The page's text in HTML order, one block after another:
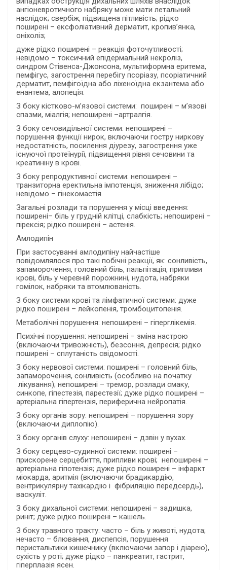
ангіоневротичного набряку може мати летальний
наслідок; свербіж, підвищена пітливість; рідко
поширені – ексфоліативний дерматит, кропив’янка,
оніхоліз;
дуже рідко поширені – реакція фоточутливості;
невідомо – токсичний епідермальний некроліз,
синдром Стівенса-Джонсона, мультиформна еритема,
пемфігус, загострення перебігу псоріазу, псоріатичний
дерматит, пемфігоїдна або ліхеноїдна екзантема або
енантема, алопеція.
З боку кістково-м’язової системи: поширені – м’язові
спазми, міалгія; непоширені –артралгія.
З боку сечовидільної системи: непоширені –
порушення функції нирок, включаючи гостру ниркову
недостатність, посилення діурезу, загострення уже
існуючої протеїнурії, підвищення рівня сечовини та
креатиніну в крові.
З боку репродуктивної системи: непоширені –
транзиторна еректильна імпотенція, зниження лібідо;
невідомо – гінекомастія.
Загальні розлади та порушення у місці введення:
поширені– біль у грудній клітці, слабкість; непоширені –
пірексія; рідко поширені – астенія.
Амлодипін
При застосуванні амлодипіну найчастіше
повідомлялося про такі побічні реакції, як: сонливість,
запаморочення, головний біль, пальпітація, припливи
крові, біль у черевній порожнині, нудота, набряки
гомілок, набряки та втомлюваність.
З боку системи крові та лімфатичної системи: дуже
рідко поширені – лейкопенія, тромбоцитопенія.
Метаболічні порушення: непоширені – гіперглікемія.
Психічні порушення: непоширені – зміна настрою
(включаючи тривожність), безсоння, депресія; рідко
поширені – сплутаність свідомості.
З боку нервової системи: поширені – головний біль,
запаморочення, сонливість (особливо на початку
лікування); непоширені – тремор, розлади смаку,
синкопе, гіпестезія, парестезії; дуже рідко поширені –
артеріальна гіпертензія, периферична нейропатія.
З боку органів зору: непоширені – порушення зору
(включаючи диплопію).
З боку органів слуху: непоширені – дзвін у вухах.
З боку серцево-судинної системи: поширені –
прискорене серцебиття, припливи крові; непоширені –
артеріальна гіпотензія; дуже рідко поширені – інфаркт
міокарда, аритмія (включаючи брадикардію,
вентрикулярну тахікардію і фібриляцію передсердь),
васкуліт.
З боку дихальної системи: непоширені – задишка,
риніт; дуже рідко поширені – кашель.
З боку травного тракту: часто – біль у животі, нудота;
нечасто – блювання, диспепсія, порушення
перистальтики кишечнику (включаючи запор і діарею),
сухість у роті; дуже рідко – панкреатит, гастрит,
гіперплазія ясен.